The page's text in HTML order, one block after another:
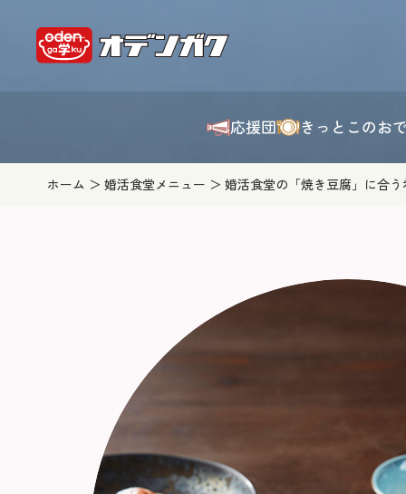
応援団 きっとこのお
ホーム 婚活食堂メニュー 婚活食堂の「焼き豆腐」に合う